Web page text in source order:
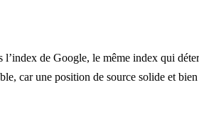
de Google, le même index qui
car une position de source solide et